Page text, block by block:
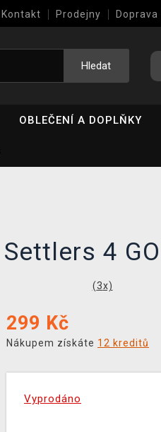
Kontakt Prodejny Doprava
Hledat
OBLEČENÍ A DOPLŇKY
Settlers 4
(3x)
299 Kč
Nákupem získáte 12 kreditů
Vyprodáno